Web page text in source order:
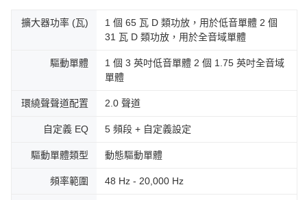
擴大器功率 (瓦)
1 個 65 瓦 D 類功放，用於低音單體 2 個
31 瓦 D 類功放，用於全音域單體
驅動單體
1 個 3 英吋低音單體 2 個 1.75 英吋全音域
單體
環繞聲聲道配置 2.0 聲道
自定義 EQ 5 頻段 + 自定義設定
驅動單體類型 動態驅動單體
頻率範圍 48 Hz - 20,000 Hz